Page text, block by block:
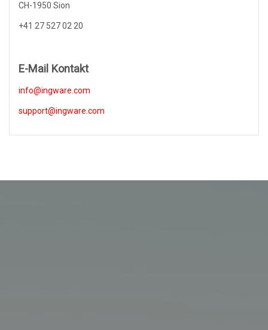
CH-1950 Sion
+41 27 527 02 20
E-Mail Kontakt
info@ingware.com
support@ingware.com